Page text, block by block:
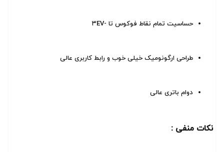
حساسیت تمام نقاط فوکوس تا -۳EV
طراحی ارگونومیک خیلی خوب و رابط کاربری عالی
دوام باتری عالی
نکات منفی :